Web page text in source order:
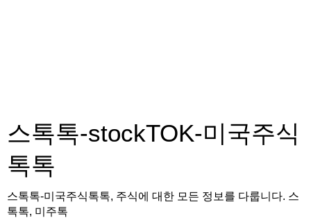
스톡톡-stockTOK-미국주식
톡톡
스톡톡-미국주식톡톡, 주식에 대한 모든 정보를 다룹니다. 스
톡톡, 미주톡